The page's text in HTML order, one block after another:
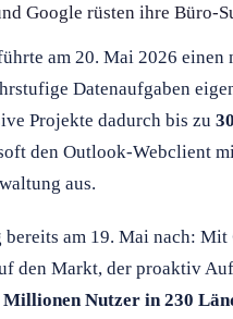
Google rüsten ihre Büro-
am 20. Mai 2026
Datenaufgaben
Projekte dadurch bis zu
den Outlook-Webclient
aus.
bereits am 19. Mai nach: Mit
den Markt, der proaktiv
Millionen Nutzer in 230